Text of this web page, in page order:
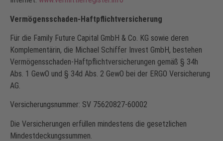
Vermögensschaden-Haftpflichtversicherung
Für die Family Future Capital GmbH & Co. KG sowie deren
Komplementärin, die Michael Schiffer Invest GmbH, bestehen
Vermögensschaden-Haftpflichtversicherungen gemäß § 34h
Abs. 1 GewO und § 34d Abs. 2 GewO bei der ERGO Versicherung
AG.
Versicherungsnummer: SV 75620827-60002
Die Versicherungen erfüllen mindestens die gesetzlichen
Mindestdeckungssummen.